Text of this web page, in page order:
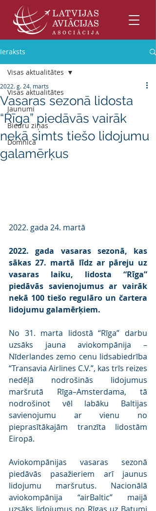
Ieraksts
Visas aktualitātes
Jaunumi
Biedru ziņas
Domnīca
Visas aktualitātes
Vasaras sezonā lidosta
“Rīga” piedāvās vairāk
nekā simts tiešo lidojumu
galamērķus
2022. g. 24. marts
2022. gada 24. martā
2022. gada vasaras sezonā, kas
sākas 27. martā līdz ar pāreju uz
vasaras laiku, lidosta “Rīga”
piedāvās savienojumus ar vairāk
nekā 100 tiešo regulāro un čartera
lidojumu galamērķiem.
No 31. marta lidostā “Rīga” darbu
Nīderlandes zemo cenu lidsabiedrība
“Transavia Airlines C.V.”, kas trīs reizes
nedēļā nodrošinās lidojumus
maršrutā Rīga–Amsterdama, tā
nodrošinot vēl labāku Baltijas
savienojumu ar vienu no
pieprasītākajām tranzīta lidostām
Eiropā.
Aviokompānijas vasaras sezonā
piedāvās pasažieriem arī jaunus
lidojumu maršrutus. Nacionālā
aviokompānija “airBaltic” maijā